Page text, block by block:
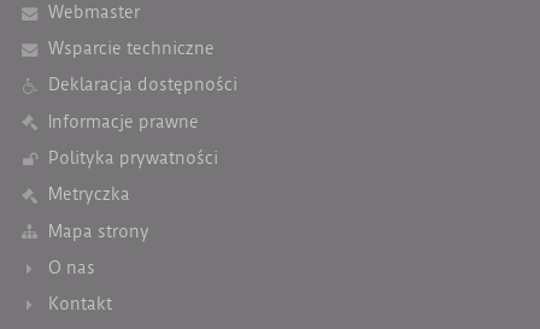
Webmaster
Wsparcie techniczne
Deklaracja dostępności
Informacje prawne
Polityka prywatności
Metryczka
Mapa strony
O nas
Kontakt